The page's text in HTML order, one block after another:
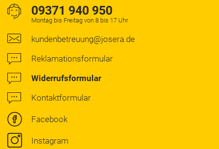
09371 940 950
Montag bis Freitag von 8 bis 17 Uhr
kundenbetreuung@josera.de
Reklamationsformular
Widerrufsformular
Kontaktformular
Facebook
Instagram